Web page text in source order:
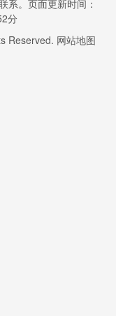
系。页面更新时间：
分
Reserved. 网站地图